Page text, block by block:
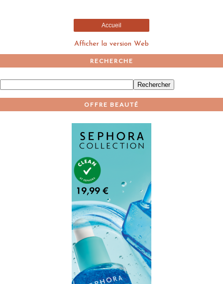
Accueil
Afficher la version Web
RECHERCHE
OFFRE BEAUTÉ